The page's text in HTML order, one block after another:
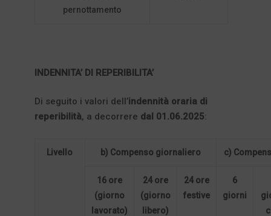
pernottamento
INDENNITA’ DI REPERIBILITA’
Di seguito i valori dell’indennità oraria di
reperibilità, a decorrere dal 01.06.2025:
Livello b) Compenso giornaliero c)
16 ore
(giorno
lavorato)
24 ore
(giorno
libero)
24 ore
festive
6
giorni